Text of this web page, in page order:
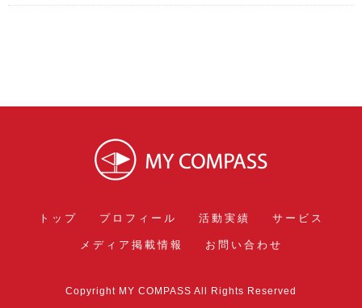
トップ プロフィール 活動実績 サービス
メディア掲載情報 お問い合わせ
Copyright MY COMPASS All Rights Reserved